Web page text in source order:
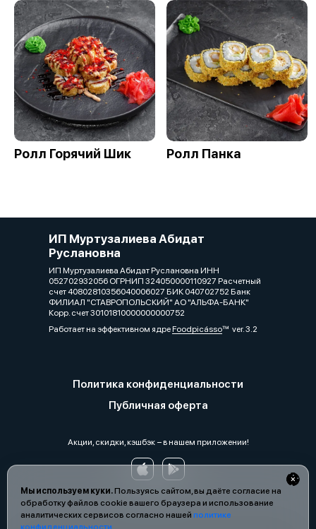
Мы используем куки.Пользуясь сайтом, вы даёте согласие на
обработку файлов cookie вашего браузера и использование
аналитических сервисов согласно нашей политике
конфиденциальности
Ролл Горячий Шик Ролл Панка
ИП Муртузалиева Абидат
Руслановна
ИП Муртузалиева Абидат Руслановна ИНН
052702932056 ОГРНИП 324050000110927 Расчетный
счет 40802810356040006027 БИК 040702752 Банк
ФИЛИАЛ "СТАВРОПОЛЬСКИЙ" АО "АЛЬФА-БАНК"
Корр. счет 30101810000000000752
Работает на эффективном ядреFoodpicássover. 3.2
Политика конфиденциальности
Публичная оферта
Акции, скидки, кэшбэк − в нашем приложении!